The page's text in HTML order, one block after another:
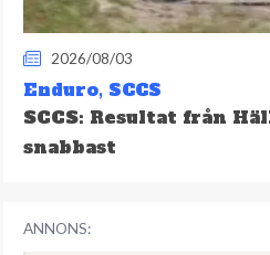
2026/08/03
Enduro, SCCS
SCCS: Resultat från
snabbast
ANNONS: